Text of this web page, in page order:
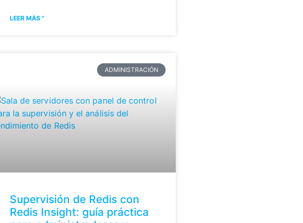
LEER MÁS "
ADMINISTRACIÓN
Supervisión de Redis con
Redis Insight: guía práctica